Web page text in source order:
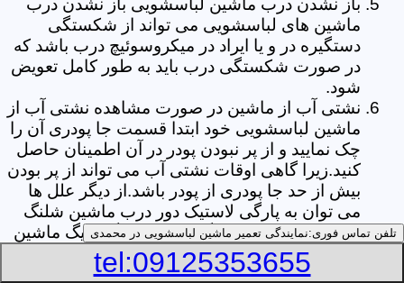
باز نشدن درب ماشین لباسشویی باز نشدن درب
ماشین های لباسشویی می تواند از شکستگی
دستگیره در و یا ایراد در میکروسوئیچ درب باشد که
در صورت شکستگی درب باید به طور کامل تعویض
شود.
نشتی آب از ماشین در صورت مشاهده نشتی آب از
ماشین لباسشویی خود ابتدا قسمت جا پودری آن را
چک نمایید و از پر نبودن پودر در آن اطمینان حاصل
کنید.زیرا گاهی اوقات نشتی آب می تواند از پر بودن
بیش از حد جا پودری از پودر باشد.از دیگر علل ها
می توان به پارگی لاستیک دور درب ماشین شلنگ
تخلیه خرطومی زیر دیگ و یا شکستگی دیگ ماشین
های لباسشویی اشاره کرد.
خشک نکردن لباس ها یکی از بیشترین علل های
تلفن تماس فوری:نمایندگی تعمیر ماشین لباسشویی در محمدی
tel:09125353655